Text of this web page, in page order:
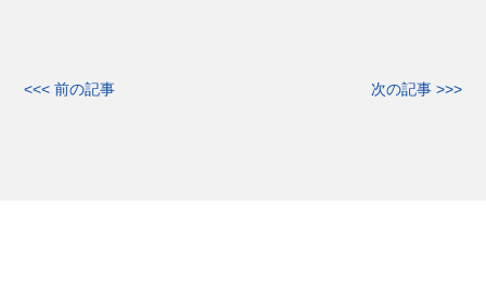
<<< 前の記事 次の記事 >>>